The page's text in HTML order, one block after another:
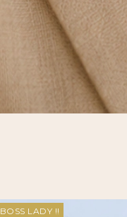
BOSS LADY !!